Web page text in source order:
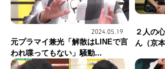
2024.05.19
元プラマイ兼光「解散はLINEで言
われ喋ってもない」騒動...
２人の
ん（京